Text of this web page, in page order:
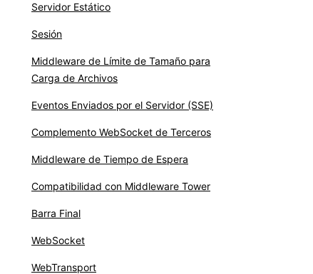
Servidor Estático
Sesión
Middleware de Límite de Tamaño para
Carga de Archivos
Eventos Enviados por el Servidor (SSE)
Complemento WebSocket de Terceros
Middleware de Tiempo de Espera
Compatibilidad con Middleware Tower
Barra Final
WebSocket
WebTransport